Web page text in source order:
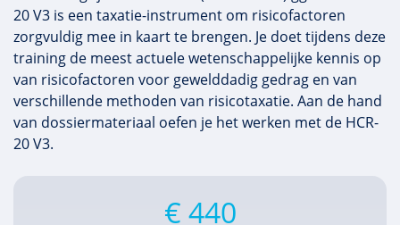
20 V3 is een taxatie-instrument om risicofactoren
zorgvuldig mee in kaart te brengen. Je doet tijdens deze
training de meest actuele wetenschappelijke kennis op
van risicofactoren voor gewelddadig gedrag en van
verschillende methoden van risicotaxatie. Aan de hand
van dossiermateriaal oefen je het werken met de HCR-
20 V3.
€ 440